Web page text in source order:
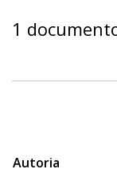
1
Autoria